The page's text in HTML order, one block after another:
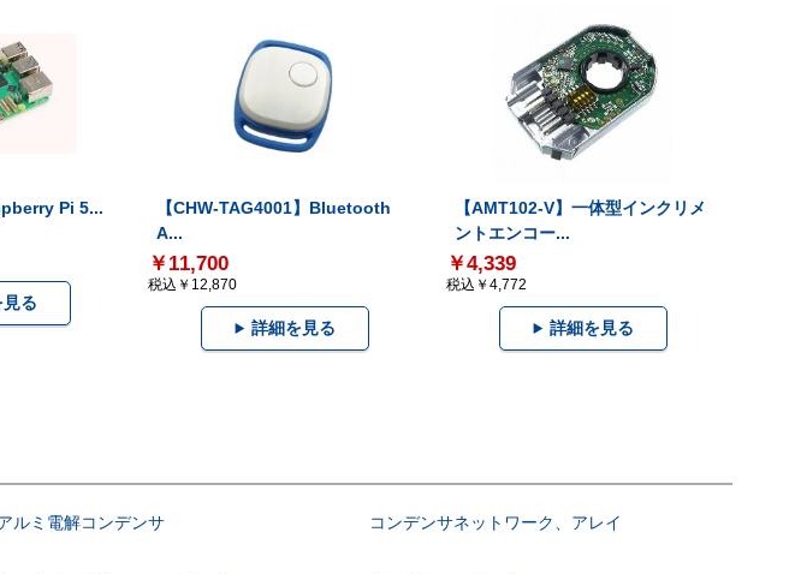
Pi 5...
る
【CHW-TAG4001】Bluetooth
A...
￥11,700
税込￥12,870
詳細を見る
【AMT102-V】一体型インクリメ
ントエンコー...
￥4,339
税込￥4,772
詳細を見る
ルミ電解コンデンサ コンデンサネットワーク、アレイ